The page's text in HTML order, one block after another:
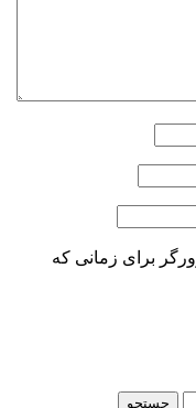
برای زمانی که